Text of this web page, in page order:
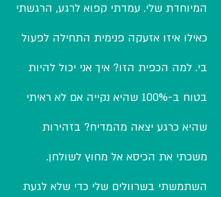
המיוחדת שלי. עמדתי קפוא לרגע, הרגשתי
כאילו איזו אזעקה פנימית התחילה לפעול
בי. למה הכפית הזו? איך אני יכול להיות
בטוח ב-100% שהיא נקייה אם לא ראיתי
שהיא כרגע יצאה מהמדיח? בזהירות
משכתי את הכיסא אל מחוץ לשולחן.
השתמשתי בשרוולים שלי כדי שלא לגעת